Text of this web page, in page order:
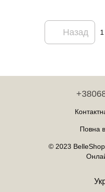
Назад 1
Повна
© 2023